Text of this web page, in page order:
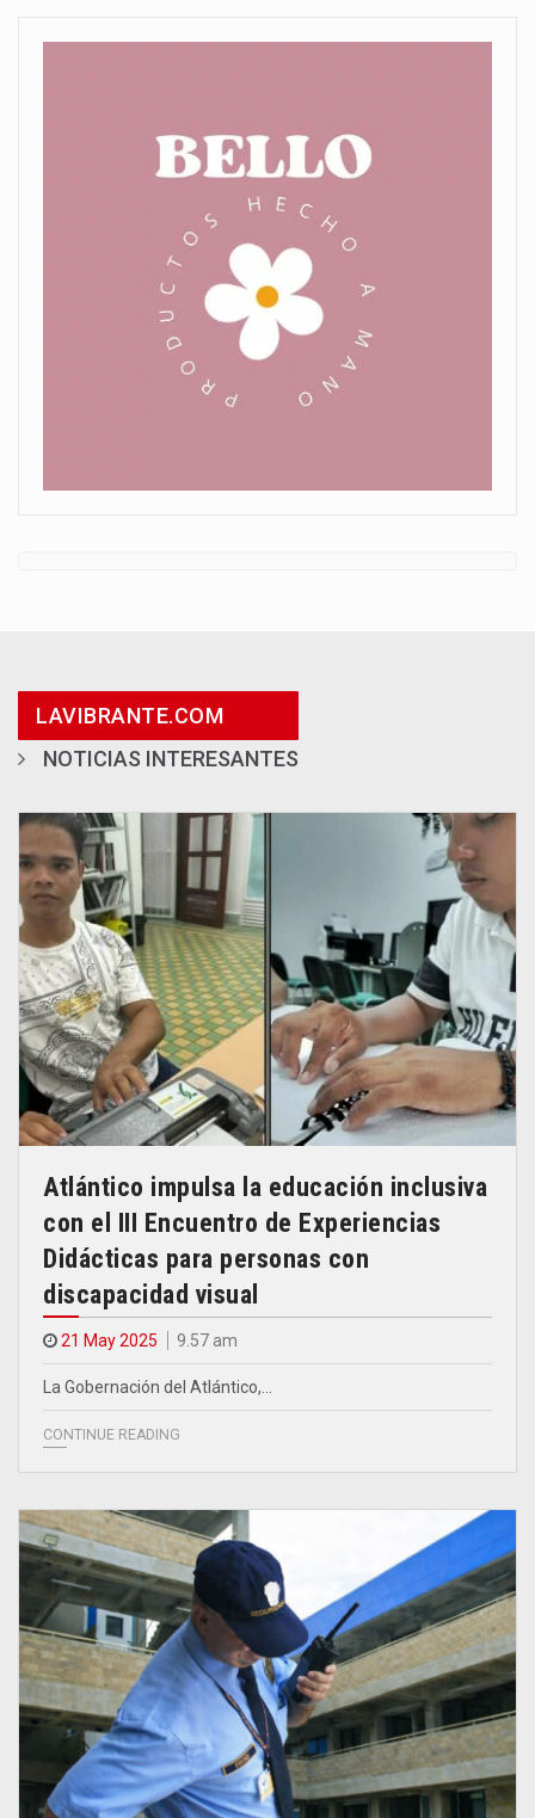
LAVIBRANTE.COM
NOTICIAS INTERESANTES
Atlántico impulsa la educación inclusiva
con el III Encuentro de Experiencias
Didácticas para personas con
discapacidad visual
21 May 2025 9.57 am
La Gobernación del Atlántico,…
CONTINUE READING